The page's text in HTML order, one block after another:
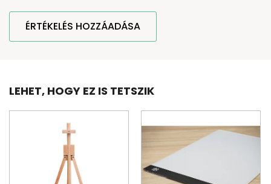
ÉRTÉKELÉS HOZZÁADÁSA
LEHET, HOGY EZ IS TETSZIK